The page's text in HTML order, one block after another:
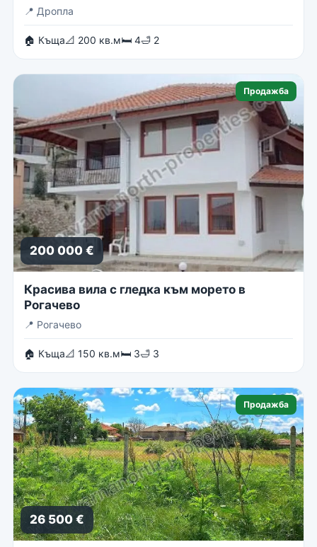
📍 Дропла
🏠 Къща📐 200 кв.м🛏 4🛁 2
Продажба
200 000 €
Красива вила с гледка към морето в
Рогачево
📍 Рогачево
🏠 Къща📐 150 кв.м🛏 3🛁 3
Продажба
26 500 €